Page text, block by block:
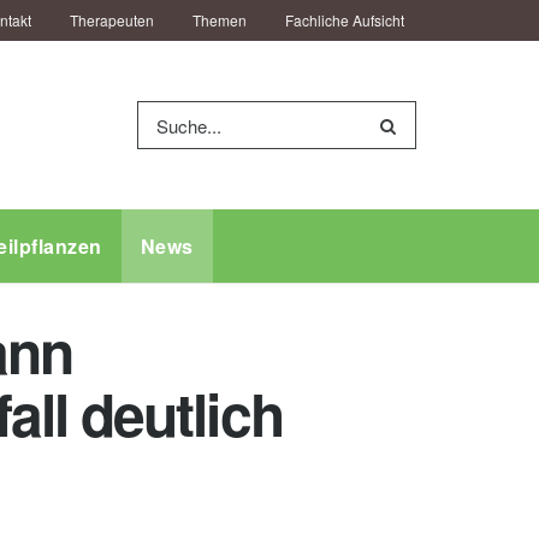
Therapeuten Themen Fachliche Aufsicht
News
deutlich